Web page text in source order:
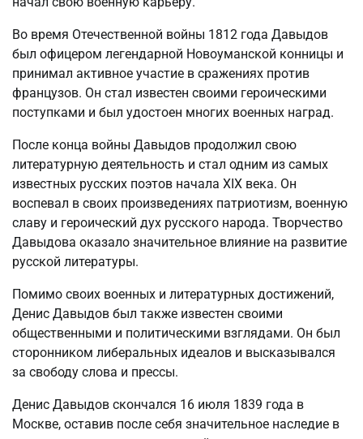
Во время Отечественной войны 1812 года Давыдов
был офицером легендарной Новоуманской конницы и
принимал активное участие в сражениях против
французов. Он стал известен своими героическими
поступками и был удостоен многих военных наград.
После конца войны Давыдов продолжил свою
литературную деятельность и стал одним из самых
известных русских поэтов начала XIX века. Он
воспевал в своих произведениях патриотизм, военную
славу и героический дух русского народа. Творчество
Давыдова оказало значительное влияние на развитие
русской литературы.
Помимо своих военных и литературных достижений,
Денис Давыдов был также известен своими
общественными и политическими взглядами. Он был
сторонником либеральных идеалов и высказывался
за свободу слова и прессы.
Денис Давыдов скончался 16 июля 1839 года в
Москве, оставив после себя значительное наследие в